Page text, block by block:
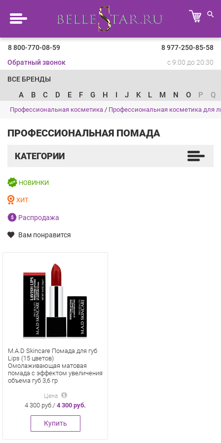
8 800-770-08-59
8 977-250-85-58
Обратный звонок
с 9:00 до 20:30
ВСЕ БРЕНДЫ
A B C D E F G H I J K L M N O P Q
Профессиональная косметика / Профессиональная косметика для
ПРОФЕССИОНАЛЬНАЯ ПОМАДА
КАТЕГОРИИ
НОВИНКИ
ХИТ
Распродажа
Вам понравится
M.A.D Skincare Помада для губ
Lips (15 цветов)
Омолаживающая матовая
помада с эффектом увеличения
объема губ 3,6 гр
Цена
4 300 руб./ 4 300 руб.
Купить